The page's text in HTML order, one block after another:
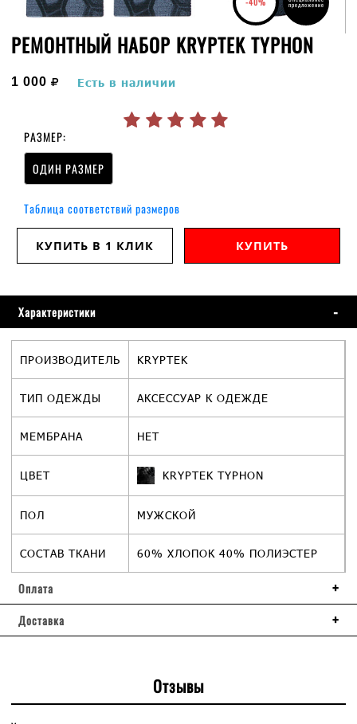
предложение
РЕМОНТНЫЙ НАБОР KRYPTEK TYPHON
1 000 руб.
Есть в наличии
РАЗМЕР:
ОДИН РАЗМЕР
Таблица соответствий размеров
КУПИТЬ В 1 КЛИК КУПИТЬ
Характеристики
ПРОИЗВОДИТЕЛЬ KRYPTEK
ТИП ОДЕЖДЫ АКСЕССУАР К ОДЕЖДЕ
МЕМБРАНА НЕТ
ЦВЕТ KRYPTEK TYPHON
ПОЛ МУЖСКОЙ
СОСТАВ ТКАНИ 60% ХЛОПОК 40% ПОЛИЭСТЕР
Оплата
Доставка
Отзывы